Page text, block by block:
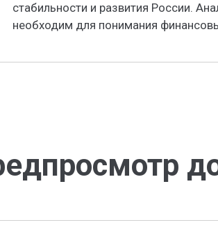
стабильности и развития России.
необходим для понимания